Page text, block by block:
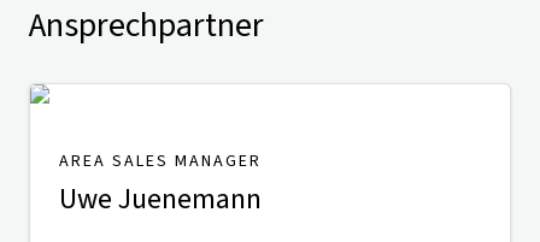
Ansprechpartner
AREA SALES MANAGER
Uwe Juenemann